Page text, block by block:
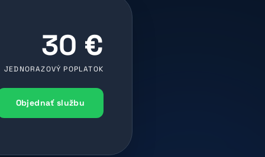
30 €
JEDNORAZOVÝ POPLATOK
Objednať službu